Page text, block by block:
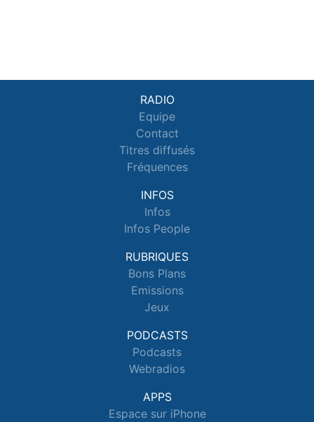
RADIO
Equipe
Contact
Titres diffusés
Fréquences
INFOS
Infos
Infos People
RUBRIQUES
Bons Plans
Emissions
Jeux
PODCASTS
Podcasts
Webradios
APPS
Espace sur iPhone